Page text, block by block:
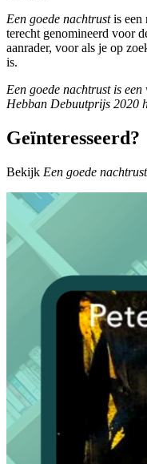
Een goede nachtrustis een
terecht genomineerd voor
aanrader, voor als je op
is.
Een goede nachtrust is
Hebban Debuutprijs 2020
Geïnteresseerd?
Bekijk Een goede nachtrust